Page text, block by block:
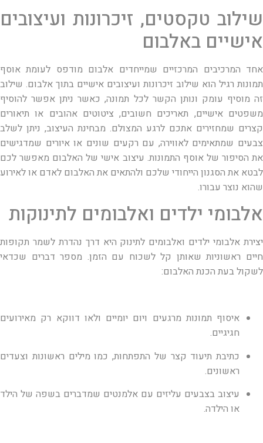
שילוב טקסטים, זיכרונות ועיצובים
אישיים באלבום
אחד המרכיבים המרכזיים שמייחדים אלבום מודפס לעומת אוסף
תמונות רגיל הוא שילוב זיכרונות ועיצובים אישיים בתוך אלבום. שילוב
זה מוסיף עומק ונותן הקשר לכל תמונה, כאשר ניתן אפשר להוסיף
משפטים אישיים, תאריכים חשובים, ציטוטים אהובים או תיאורים
קצרים שמחזירים אתכם לרגע המצולם. מבחינת העיצוב, ניתן לשלב
צבעים שמתאימים לאווירה, עם רקעים שונים או איורים שמדגישים
את הסיפור של אוסף התמונות. עיצוב אישי של האלבום מאפשר לכם
לבטא את הסגנון הייחודי שלכם ולהתאים את האלבום לאדם או לאירוע
שהוא נוצר עבורו.
אלבומי ילדים ואלבומים לתינוקות
יצירת אלבומי ילדים ואלבומים לתינוק היא דרך נהדרת לשמר תקופות
חיים ראשוניות שאותן קל לשכוח עם הזמן. מספר דברים שכדאי
לשקול בעת הכנת האלבום:
איסוף תמונות מרגעים ויום יומיים ולאו דווקא רק מאירועים
חגיגיים.
כתיבת תיעוד קצר של התפתחות, כמו מילים ראשונות וצעדים
ראשונים.
עיצוב בצבעים עליזים עם אלמנטים שמדברים בשפה של הילד
או הילדה.